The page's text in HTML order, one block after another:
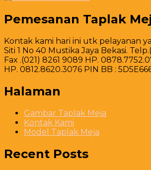
Pemesanan Taplak
Kontak kami hari ini utk pelayanan
Siti 1 No 40 Mustika Jaya Bekasi.
Fax .(021) 8261 9089 HP.
HP. 0812.8620.3076 PIN BB :
Halaman
Gambar Taplak Meja
Kontak Kami
Model Taplak Meja
Recent Posts